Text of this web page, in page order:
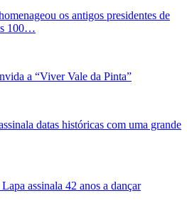
os antigos presidentes de
100…
a “Viver Vale da Pinta”
datas históricas com uma grande
assinala 42 anos a dançar